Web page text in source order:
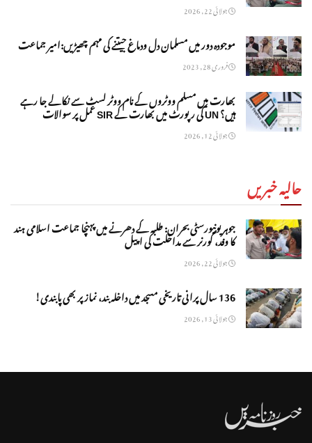
جولائی 22, 2026
موجودہ دور میں مسلمان دل ودماغ جیتنے کی مہم چھیڑیں:امیر جماعت
فروری 28, 2023
بھارت میں مسلم ووٹروں کے نام ووٹر لسٹ سے نکالے جا رہے
ہیں؟ UN کی رپورٹ میں بھارت کے SIR عمل پر سوالات
جولائی 12, 2026
حالیہ خبریں
جوہر یونیورسٹی بحران: طلبہ کے دھرنے میں پہنچا جماعت اسلامی ہند
کا وفد، گورنر سے مداخلت کی اپیل
جولائی 22, 2026
136 سال پرانی تاریخی مسجد میں داخلہ بند، نماز پر بھی پابندی!
جولائی 13, 2026